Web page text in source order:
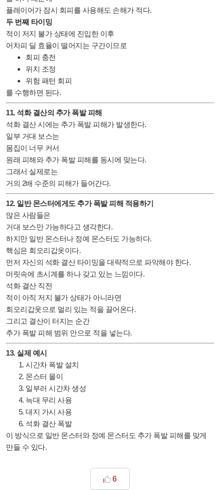
플레이어가 잠시 회피를 사용해도 손해가 적다.
두 번째 타이밍
적이 저지 불가 상태에 진입한 이후
어차피 딜 효율이 떨어지는 구간이므로
회피 충전
위치 조정
위험 패턴 회피
를 수행하면 된다.
11. 석화 결산의 추가 폭발 피해
석화 결산 시에는 추가 폭발 피해가 발생한다.
일부 거대 보스는
몸집이 너무 커서
원래 피해와 추가 폭발 피해를 동시에 맞는다.
그래서 실제로는
거의 2배 수준의 피해가 들어간다.
12. 일반 몬스터에게도 추가 폭발 피해 적용하기
많은 사람들은
거대 보스만 가능하다고 생각한다.
하지만 일반 몬스터나 정예 몬스터도 가능하다.
핵심은 회오리갑옷이다.
먼저 자신의 석화 결산 타이밍을 대략적으로 파악해야 한다.
머릿속에 초시계를 하나 갖고 있는 느낌이다.
석화 결산 직전
적이 아직 저지 불가 상태가 아니라면
회오리갑옷으로 멀리 있는 적을 끌어온다.
그리고 결산이 터지는 순간
추가 폭발 피해 범위 안으로 적을 넣는다.
13. 실제 예시
시간차 폭발 설치
몬스터 몰이
일부러 시간차 생성
늑대 무리 사용
대지 가시 사용
석화 결산 폭발
이 방식으로 일반 몬스터와 정예 몬스터도 추가 폭발 피해를 맞게
만들 수 있다.
6